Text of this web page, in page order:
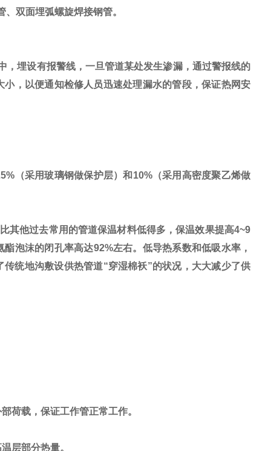
双面埋弧螺旋焊接钢管。
埋设有报警线，一旦管道某处发生渗漏，通过警报线的
，以便通知检修人员迅速处理漏水的管段，保证热网安
（采用玻璃钢做保护层）和 10%（采用高密度聚乙烯做
其他过去常用的管道保温材料低得多，保温效果提高4~9
酯泡沫的闭孔率高达92%左右。低导热系数和低吸水率，
传统地沟敷设供热管道“穿湿棉袄”的状况，大大减少了供
部荷载，保证工作管正常工作。
高温层部分热量。